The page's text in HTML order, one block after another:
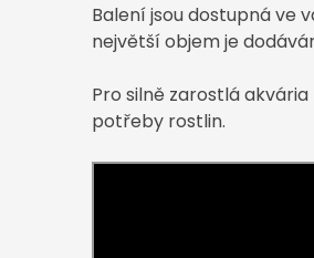
Balení jsou dostupná ve
největší objem je
Pro silně zarostlá
potřeby rostlin.